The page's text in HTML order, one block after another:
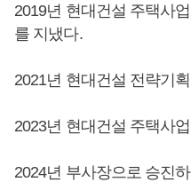
2019년 현대건설 주택사
를 지냈다.
2021년 현대건설 전략기
2023년 현대건설 주택사
2024년 부사장으로 승진